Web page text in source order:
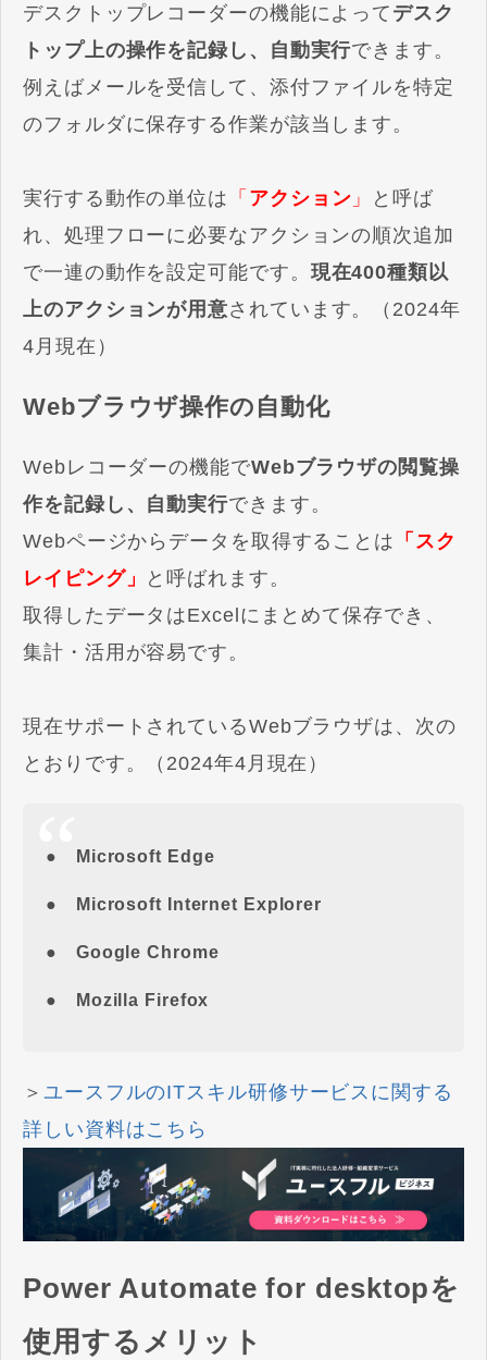
デスクトップレコーダーの機能によって デスク
トップ上の操作を記録し、自動実行できます。
例えばメールを受信して、添付ファイルを特定
のフォルダに保存する作業が該当します。
実行する動作の単位は 「 アクション 」
と呼ば
れ、処理フローに必要なアクションの順次追加
で一連の動作を設定可能です。 現在400種類以
上のアクションが用意されています。（2024年
4月現在）
Webブラウザ操作の自動化
Webレコーダーの機能でWebブラウザの閲覧操
作を記録し、自動実行できます。
Webページからデータを取得することは 「スク
レイピング」
と呼ばれます。
取得したデータはExcelにまとめて保存でき、
集計・活用が容易です。
現在サポートされているWebブラウザは、次の
とおりです。（2024年4月現在）
● Microsoft Edge
● Microsoft Internet Explorer
● Google Chrome
● Mozilla Firefox
＞ ユースフルのITスキル研修サービスに関する
詳しい資料はこちら
Power Automate for desktopを
使用するメリット